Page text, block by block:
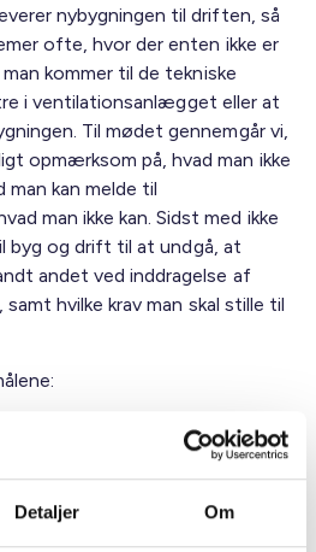
Detaljer Om
nybygningen til driften, så
ofte, hvor der enten ikke er
kommer til de tekniske
i ventilationsanlægget eller at
Til mødet gennemgår vi,
opmærksom på, hvad man ikke
man kan melde til
man ikke kan. Sidst med ikke
byg og drift til at undgå, at
andet ved inddragelse af
hvilke krav man skal stille til
opmærksomme på, når
med tagterrasser?
med 1. og 5. årsgennemgang,
skaden er sket?